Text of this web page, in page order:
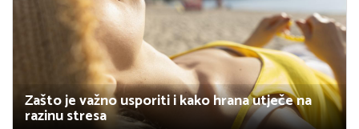
Zašto je važno usporiti i kako hrana utječe na
razinu stresa